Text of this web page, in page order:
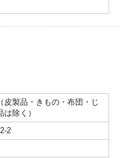
皮製品・きもの・布団・じ
は除く）
2